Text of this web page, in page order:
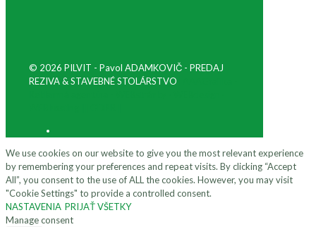
© 2026 PILVIT - Pavol ADAMKOVIČ - PREDAJ
REZIVA & STAVEBNÉ STOLÁRSTVO
We use cookies on our website to give you the most relevant experience
by remembering your preferences and repeat visits. By clicking “Accept
All”, you consent to the use of ALL the cookies. However, you may visit
"Cookie Settings" to provide a controlled consent.
NASTAVENIA PRIJAŤ VŠETKY
Manage consent